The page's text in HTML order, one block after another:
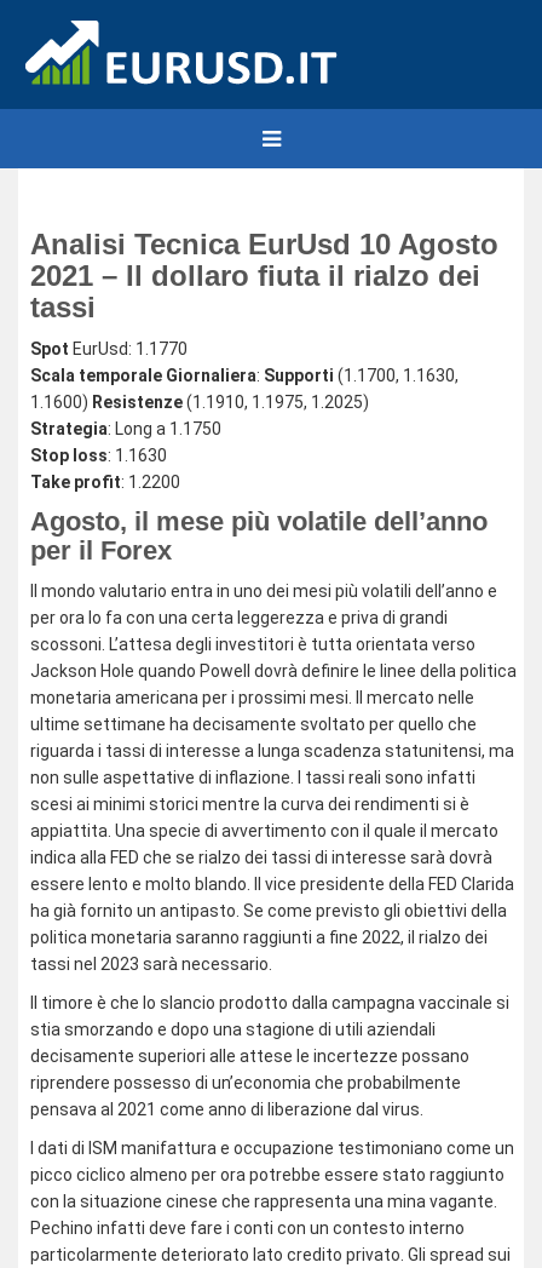
Analisi Tecnica EurUsd 10 Agosto
2021 – Il dollaro fiuta il rialzo dei
tassi
Spot EurUsd: 1.1770
Scala temporale Giornaliera: Supporti (1.1700, 1.1630,
1.1600) Resistenze(1.1910, 1.1975, 1.2025)
Strategia: Long a 1.1750
Stop loss: 1.1630
Take profit: 1.2200
Agosto, il mese più volatile dell’anno
per il Forex
Il mondo valutario entra in uno dei mesi più volatili dell’anno e
per ora lo fa con una certa leggerezza e priva di grandi
scossoni. L’attesa degli investitori è tutta orientata verso
Jackson Hole quando Powell dovrà definire le linee della politica
monetaria americana per i prossimi mesi. Il mercato nelle
ultime settimane ha decisamente svoltato per quello che
riguarda i tassi di interesse a lunga scadenza statunitensi, ma
non sulle aspettative di inflazione. I tassi reali sono infatti
scesi ai minimi storici mentre la curva dei rendimenti si è
appiattita. Una specie di avvertimento con il quale il mercato
indica alla FED che se rialzo dei tassi di interesse sarà dovrà
essere lento e molto blando. Il vice presidente della FED Clarida
ha già fornito un antipasto. Se come previsto gli obiettivi della
politica monetaria saranno raggiunti a fine 2022, il rialzo dei
tassi nel 2023 sarà necessario.
Il timore è che lo slancio prodotto dalla campagna vaccinale si
stia smorzando e dopo una stagione di utili aziendali
decisamente superiori alle attese le incertezze possano
riprendere possesso di un’economia che probabilmente
pensava al 2021 come anno di liberazione dal virus.
I dati di ISM manifattura e occupazione testimoniano come un
picco ciclico almeno per ora potrebbe essere stato raggiunto
con la situazione cinese che rappresenta una mina vagante.
Pechino infatti deve fare i conti con un contesto interno
particolarmente deteriorato lato credito privato. Gli spread sui